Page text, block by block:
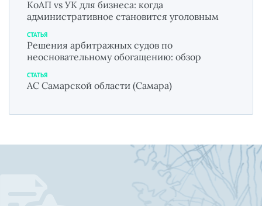
КоАП vs УК для бизнеса: когда
административное становится уголовным
СТАТЬЯ
Решения арбитражных судов по
неосновательному обогащению: обзор
СТАТЬЯ
АС Самарской области (Самара)